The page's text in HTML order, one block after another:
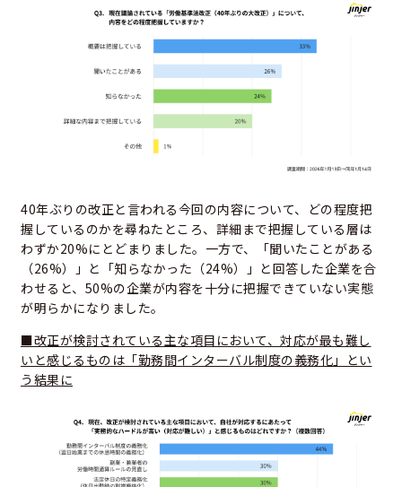
40年ぶりの改正と言われる今回の内容について、どの程度把
握しているのかを尋ねたところ、詳細まで把握している層は
わずか20%にとどまりました。一方で、「聞いたことがある
（26%）」と「知らなかった（24%）」と回答した企業を合
わせると、50%の企業が内容を十分に把握できていない実態
が明らかになりました。
■改正が検討されている主な項目において、対応が最も難し
いと感じるものは「勤務間インターバル制度の義務化」とい
う結果に